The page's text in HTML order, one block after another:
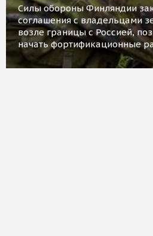
Силы обороны Финляндии
соглашения с владельцами
возле границы с Россией,
начать фортификационные